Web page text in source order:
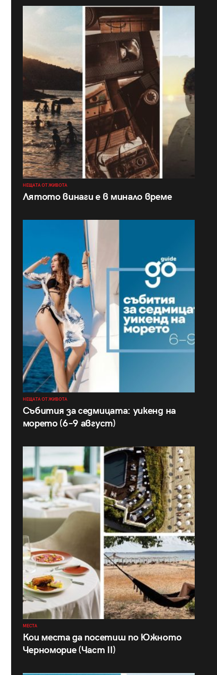
НЕЩАТА ОТ ЖИВОТА
Лятото винаги е в минало време
НЕЩАТА ОТ ЖИВОТА
Събития за седмицата: уикенд на
морето (6–9 август)
МЕСТА
Кои места да посетиш по Южното
Черноморие (Част II)